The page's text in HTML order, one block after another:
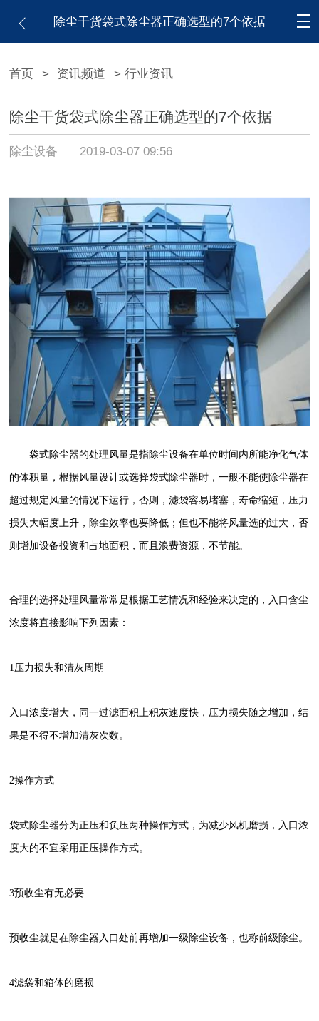
除尘干货袋式除尘器正确选型的7个依据
首页 > 资讯频道 > 行业资讯
除尘干货袋式除尘器正确选型的7个依据
除尘设备 2019-03-07 09:56
袋式除尘器的处理风量是指除尘设备在单位时间内所能净化气体
的体积量，根据风量设计或选择袋式除尘器时，一般不能使除尘器在
超过规定风量的情况下运行，否则，滤袋容易堵塞，寿命缩短，压力
损失大幅度上升，除尘效率也要降低；但也不能将风量选的过大，否
则增加设备投资和占地面积，而且浪费资源，不节能。
合理的选择处理风量常常是根据工艺情况和经验来决定的，入口含尘
浓度将直接影响下列因素：
1 压力损失和清灰周期
入口浓度增大，同一过滤面积上积灰速度快，压力损失随之增加，结
果是不得不增加清灰次数。
2操作方式
袋式除尘器分为正压和负压两种操作方式，为减少风机磨损，入口浓
度大的不宜采用正压操作方式。
3预收尘有无必要
预收尘就是在除尘器入口处前再增加一级除尘设备，也称前级除尘。
4滤袋和箱体的磨损